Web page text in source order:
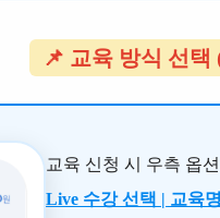
📌 교육 방식 선택
교육 신청 시 우측 옵
Live 수강 선택 | 교육명